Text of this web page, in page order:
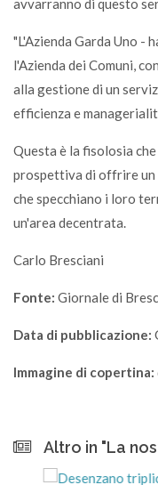
avvarranno di questo
"L'Azienda Garda Uno -
l'Azienda dei Comuni,
alla gestione di un
efficienza e
Questa è la fisolosia
prospettiva di offrire un
che specchiano i loro
un'area decentrata.
Carlo Bresciani
Fonte: Giornale di
Data di pubblicazione:
Immagine di copertina:
Altro in "La